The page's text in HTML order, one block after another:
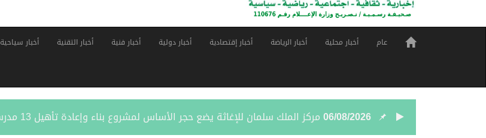
عام أخبار محلية أخبار الرياضة أخبار إقتصادية أخبار دولية أخبار فنية أخبار التقنية أخبار سياحية
06/08/2026 مركز الملك سلمان للإغاثة يضع حجر الأساس لمشروع بناء وإعادة تأهيل 13 مدرسة في محافظتي لحج والضالع